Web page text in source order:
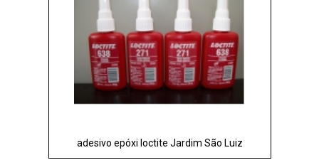
adesivo epóxi loctite Jardim São Luiz